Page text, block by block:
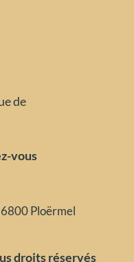
de
vous
Ploërmel
droits réservés